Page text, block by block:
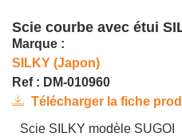
Scie courbe avec étui
Marque :
SILKY (Japon)
Ref : DM-010960
Télécharger la fiche
Scie SILKY modèle SUGOI